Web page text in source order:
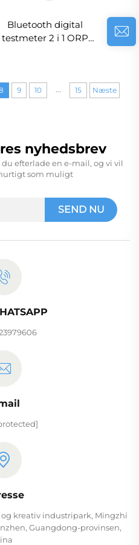
Bluetooth digital
testmeter 2 i 1 ORP
9 10 ... 15 Næste
nyhedsbrev
efterlade en e-mail, og vi vil
som muligt
SEND NU
og kreativ industripark, Mingzhi
Guangdong-provinsen,